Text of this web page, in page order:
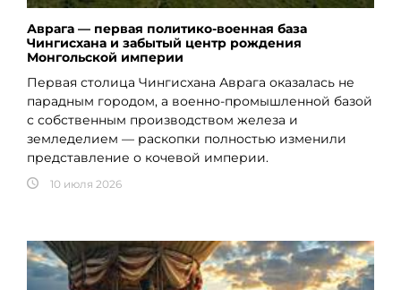
Аврага — первая политико-военная база
Чингисхана и забытый центр рождения
Монгольской империи
Первая столица Чингисхана Аврага оказалась не
парадным городом, а военно-промышленной базой
с собственным производством железа и
земледелием — раскопки полностью изменили
представление о кочевой империи.
10 июля 2026